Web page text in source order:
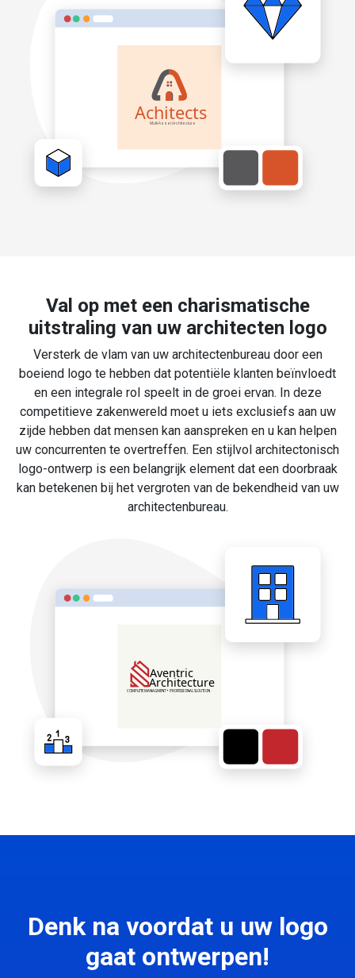
Val op met een charismatische
uitstraling van uw architecten logo
Versterk de vlam van uw architectenbureau door een
boeiend logo te hebben dat potentiële klanten beïnvloedt
en een integrale rol speelt in de groei ervan. In deze
competitieve zakenwereld moet u iets exclusiefs aan uw
zijde hebben dat mensen kan aanspreken en u kan helpen
uw concurrenten te overtreffen. Een stijlvol architectonisch
logo-ontwerp is een belangrijk element dat een doorbraak
kan betekenen bij het vergroten van de bekendheid van uw
architectenbureau.
Denk na voordat u uw logo
gaat ontwerpen!